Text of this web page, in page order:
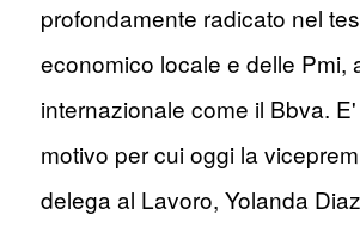
profondamente radicato nel
economico locale e delle Pmi,
internazionale come il Bbva.
motivo per cui oggi la
delega al Lavoro, Yolanda